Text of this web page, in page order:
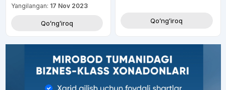
Yangilangan: 17 Nov 2023
Qoʻngʻiroq Qoʻngʻiroq